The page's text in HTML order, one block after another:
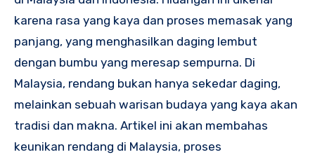
karena rasa yang kaya dan proses memasak yang
panjang, yang menghasilkan daging lembut
dengan bumbu yang meresap sempurna. Di
Malaysia, rendang bukan hanya sekedar daging,
melainkan sebuah warisan budaya yang kaya akan
tradisi dan makna. Artikel ini akan membahas
keunikan rendang di Malaysia, proses